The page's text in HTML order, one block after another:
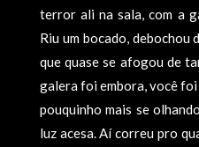
terror ali na sala, com a
Riu um bocado, debochou
que quase se afogou de
galera foi embora, você
pouquinho mais se
luz acesa. Aí­ correu pro